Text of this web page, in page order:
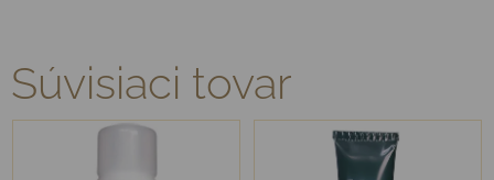
Súvisiaci tovar